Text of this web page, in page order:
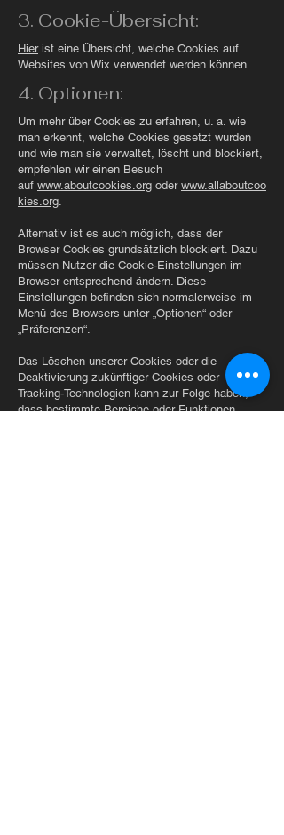
3. Cookie-Übersicht:
Hierist eine Übersicht, welche Cookies auf
Websites von Wix verwendet werden können.
4. Optionen:
Um mehr über Cookies zu erfahren, u. a. wie
man erkennt, welche Cookies gesetzt wurden
und wie man sie verwaltet, löscht und blockiert,
empfehlen wir einen Besuch
auf www.aboutcookies.org oder www.allaboutcoo
kies.org.
Alternativ ist es auch möglich, dass der
Browser Cookies grundsätzlich blockiert. Dazu
müssen Nutzer die Cookie-Einstellungen im
Browser entsprechend ändern. Diese
Einstellungen befinden sich normalerweise im
Menü des Browsers unter „Optionen“ oder
„Präferenzen“.
Das Löschen unserer Cookies oder die
Deaktivierung zukünftiger Cookies oder
Tracking-Technologien kann zur Folge haben,
dass bestimmte Bereiche oder Funktionen